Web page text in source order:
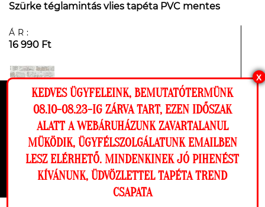
Ez a weboldal cookie-kat használ, hogy a
lehető legjobb élményt nyújtsa honlapunkon.
Beállítások
Elutasítom Engedélyezem
Szürke téglamintás vlies tapéta PVC mentes
ÁR:
16 990 Ft
X
KEDVES ÜGYFELEINK, BEMUTATÓTERMÜNK
08.10-08.23-IG ZÁRVA TART, EZEN IDŐSZAK
ALATT A WEBÁRUHÁZUNK ZAVARTALANUL
MÜKÖDIK, ÜGYFÉLSZOLGÁLATUNK EMAILBEN
LESZ ELÉRHETŐ. MINDENKINEK JÓ PIHENÉST
KÍVÁNUNK, ÜDVÖZLETTEL TAPÉTA TREND
CSAPATAMegnézem a falamon